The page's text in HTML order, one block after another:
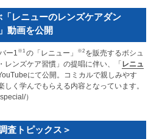
レニューのレンズケアダン
動画を公開
ー1 ※1 の「レニュー」 ※2 を販売するボシュ
レンズケア習慣」の提唱に伴い、「レニュ
にて公開。コミカルで親しみやす
しく学んでもらえる内容となっています。
）
査トピックス＞